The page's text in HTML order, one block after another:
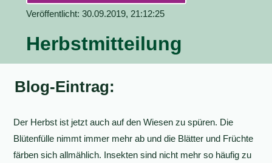
Veröffentlicht: 30.09.2019, 21:12:25
Herbstmitteilung
Blog-Eintrag:
Der Herbst ist jetzt auch auf den Wiesen zu spüren. Die
Blütenfülle nimmt immer mehr ab und die Blätter und Früchte
färben sich allmählich. Insekten sind nicht mehr so häufig zu